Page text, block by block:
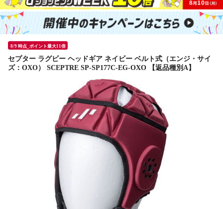
8/9 時点_ポイント最大11倍
セプター ラグビー ヘッドギア ネイビー ベルト式（エンジ・サイ
ズ：OXO） SCEPTRE SP-SP177C-EG-OXO 【返品種別A】